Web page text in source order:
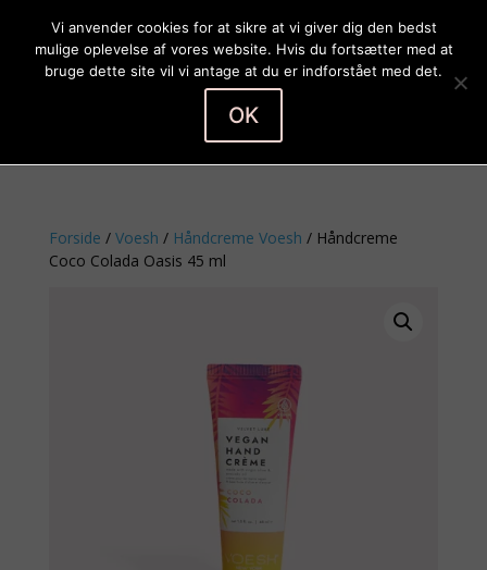
Forside / Voesh / Håndcreme Voesh / Håndcreme
Coco Colada Oasis 45 ml
Vi anvender cookies for at sikre at vi giver dig den bedst
mulige oplevelse af vores website. Hvis du fortsætter med at
bruge dette site vil vi antage at du er indforstået med det.
OK